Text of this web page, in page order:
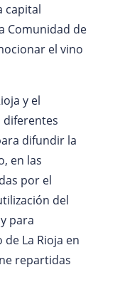
capital
Comunidad de
el vino
y el
diferentes
difundir la
en las
por el
del
para
La Rioja en
repartidas